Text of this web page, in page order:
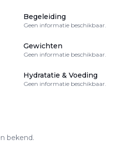
Begeleiding
Geen informatie beschikbaar.
Gewichten
Geen informatie beschikbaar.
Hydratatie & Voeding
Geen informatie beschikbaar.
bekend.